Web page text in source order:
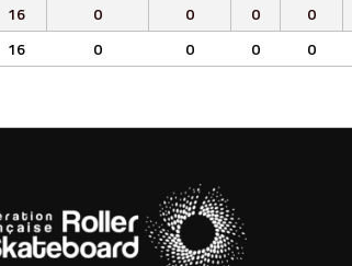
16 0 0 0 0
16 0 0 0 0